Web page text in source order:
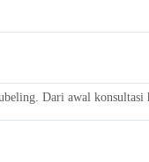
Dari awal